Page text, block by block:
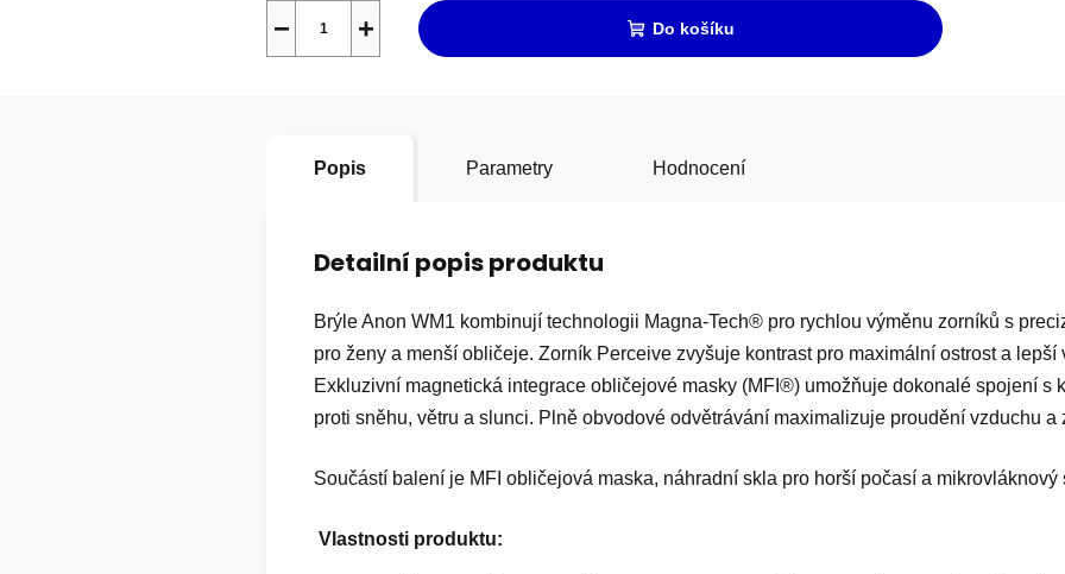
+
− Do košíku
Popis Parametry Hodnocení
Detailní popis produktu
Brýle Anon WM1 kombinují technologii Magna-Tech® pro rychlou výměnu zorníků s
pro ženy a menší obličeje. Zorník Perceive zvyšuje kontrast pro maximální ostrost a
Exkluzivní magnetická integrace obličejové masky (MFI®) umožňuje dokonalé spojení
proti sněhu, větru a slunci. Plně obvodové odvětrávání maximalizuje proudění vzduchu
Součástí balení je MFI obličejová maska, náhradní skla pro horší počasí a
Vlastnosti produktu: